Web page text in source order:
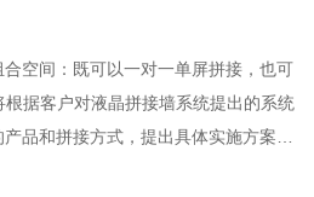
空间：既可以一对一单屏拼接，也可
据客户对液晶拼接墙系统提出的系统
品和拼接方式，提出具体实施方案，
根据客户对输……